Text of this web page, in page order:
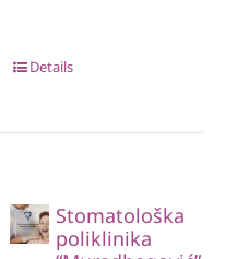
Details
Stomatološka
poliklinika